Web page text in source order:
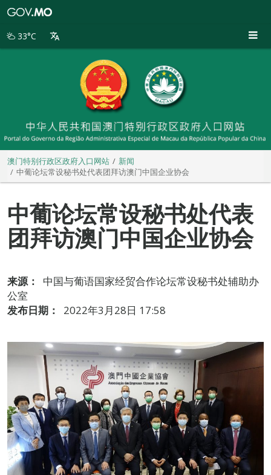
别
33°C
澳门特别行政区政府入口网站
新闻
中葡论坛常设秘书处代表团拜访澳门中国企业协会
中葡论坛常设秘书处代表
团拜访澳门中国企业协会
来源：
中国与葡语国家经贸合作论坛常设秘书处辅助办
公室
发布日期：
2022年3月28日 17:58